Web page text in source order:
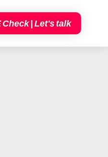
Check | Let's talk